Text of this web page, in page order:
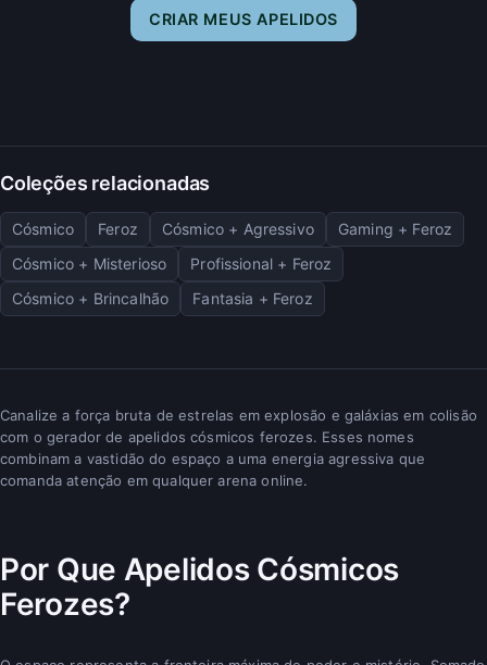
CRIAR MEUS APELIDOS
Coleções relacionadas
Cósmico Feroz Cósmico + Agressivo
Gaming + Feroz
Cósmico + Misterioso
Profissional + Feroz
Cósmico + Brincalhão
Fantasia + Feroz
Canalize a força bruta de estrelas em explosão e galáxias em colisão
com o gerador de apelidos cósmicos ferozes. Esses nomes
combinam a vastidão do espaço a uma energia agressiva que
comanda atenção em qualquer arena online.
Por Que Apelidos Cósmicos
Ferozes?